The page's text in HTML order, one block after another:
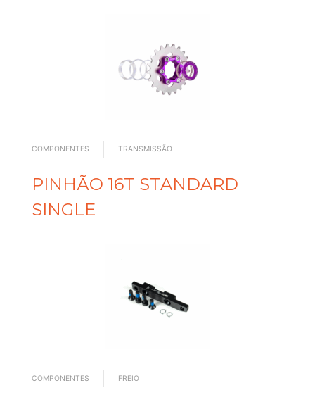
COMPONENTES TRANSMISSÃO
PINHÃO 16T STANDARD
SINGLE
COMPONENTES FREIO